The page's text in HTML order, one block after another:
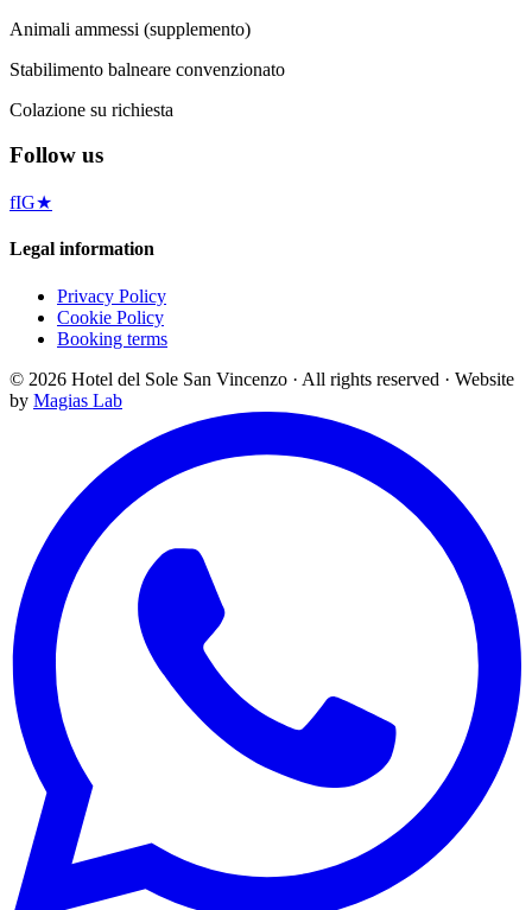
Animali ammessi (supplemento)
Stabilimento balneare convenzionato
Colazione su richiesta
Follow us
fIG★
Legal information
Privacy Policy
Cookie Policy
Booking terms
© 2026 Hotel del Sole San Vincenzo · All rights reserved · Website
by Magias Lab